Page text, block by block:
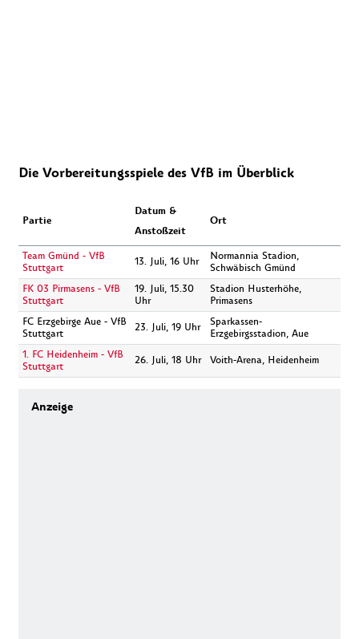
Die Vorbereitungsspiele des VfB im Überblick
Partie
Datum &
Anstoßzeit
Ort
Team Gmünd - VfB
Stuttgart
13. Juli, 16 Uhr
Normannia Stadion,
Schwäbisch Gmünd
FK 03 Pirmasens - VfB
Stuttgart
19. Juli, 15.30
Uhr
Stadion Husterhöhe,
Primasens
FC Erzgebirge Aue - VfB
Stuttgart
23. Juli, 19 Uhr
Sparkassen-
Erzgebirgsstadion, Aue
1. FC Heidenheim - VfB
Stuttgart
26. Juli, 18 Uhr Voith-Arena, Heidenheim